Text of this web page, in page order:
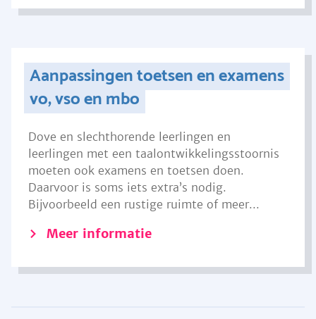
Aanpassingen toetsen en examens
vo, vso en mbo
Dove en slechthorende leerlingen en
leerlingen met een taalontwikkelingsstoornis
moeten ook examens en toetsen doen.
Daarvoor is soms iets extra’s nodig.
Bijvoorbeeld een rustige ruimte of meer...
Meer informatie